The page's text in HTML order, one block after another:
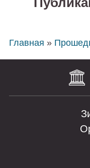
сбываться!
по душе всем
актерский
незабываемым.
В ролях:
Станислав
Анжелика
Главная »